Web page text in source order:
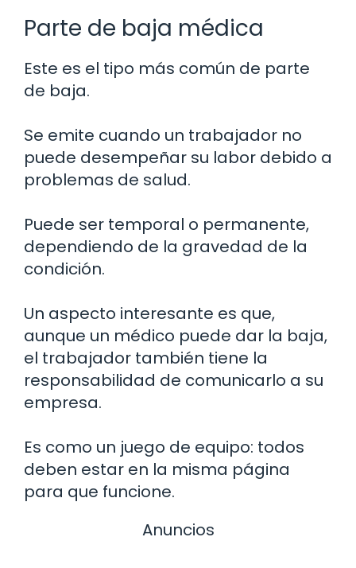
Parte de baja médica
Este es el tipo más común de parte
de baja.
Se emite cuando un trabajador no
puede desempeñar su labor debido a
problemas de salud.
Puede ser temporal o permanente,
dependiendo de la gravedad de la
condición.
Un aspecto interesante es que,
aunque un médico puede dar la baja,
el trabajador también tiene la
responsabilidad de comunicarlo a su
empresa.
Es como un juego de equipo: todos
deben estar en la misma página
para que funcione.
Anuncios